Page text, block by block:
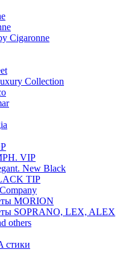
Cigaronne
Collection
VIP
New Black
TIP
MORION
SOPRANO, LEX, ALEX
others
стики